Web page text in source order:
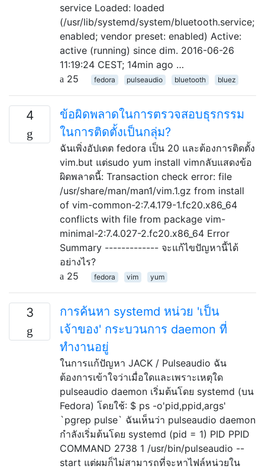
service Loaded: loaded
(/usr/lib/systemd/system/bluetooth.service;
enabled; vendor preset: enabled) Active:
active (running) since dim. 2016-06-26
11:19:24 CEST; 14min ago …
25
fedora pulseaudio bluetooth bluez
4
ข้อผิดพลาดในการตรวจสอบธุรกรรม
ในการติดตั้งเป็นกลุ่ม?
ฉันเพิ่งอัปเดต fedora เป็น 20 และต้องการติดตั้ง
vim.but แต่sudo yum install vimกลับแสดงข้อ
ผิดพลาดนี้: Transaction check error: file
/usr/share/man/man1/vim.1.gz from install
of vim-common-2:7.4.179-1.fc20.x86_64
conflicts with file from package vim-
minimal-2:7.4.027-2.fc20.x86_64 Error
Summary ------------- จะแก้ไขปัญหานี้ได้
อย่างไร?
25
fedora vim yum
3
การค้นหา systemd หน่วย 'เป็น
เจ้าของ' กระบวนการ daemon ที่
ทำงานอยู่
ในการแก้ปัญหา JACK / Pulseaudio ฉัน
ต้องการเข้าใจว่าเมื่อใดและเพราะเหตุใด
pulseaudio daemon เริ่มต้นโดย systemd (บน
Fedora) โดยใช้: $ ps -o'pid,ppid,args'
`pgrep pulse` ฉันเห็นว่า pulseaudio daemon
กำลังเริ่มต้นโดย systemd (pid = 1) PID PPID
COMMAND 2738 1 /usr/bin/pulseaudio --
start แต่ผมก็ไม่สามารถที่จะหาไฟล์หน่วยใน